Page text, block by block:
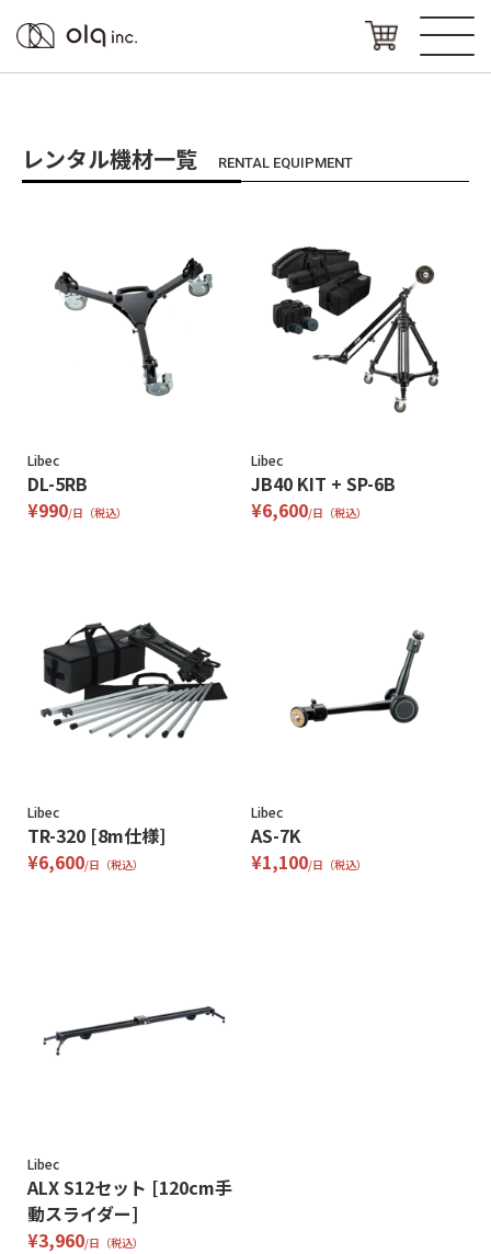
レンタル機材一覧 RENTAL EQUIPMENT
Libec
DL-5RB
¥990/日（税込）
Libec
JB40 KIT + SP-6B
¥6,600/日（税込）
Libec
TR-320 [8m仕様]
¥6,600/日（税込）
Libec
AS-7K
¥1,100/日（税込）
Libec
ALX S12セット [120cm手
動スライダー]
¥3,960/日（税込）